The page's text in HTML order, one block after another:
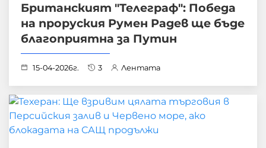
Британският "Телеграф": Победа
на проруския Румен Радев ще бъде
благоприятна за Путин
15-04-2026г. 3 Лентата